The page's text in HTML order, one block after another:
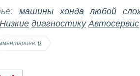
машины хонда любой
Низкие диагностику Автосервис
0